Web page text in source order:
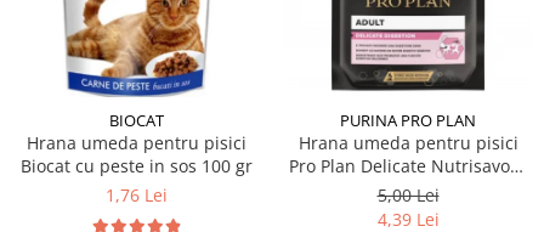
Hrana uscata
Hrana uscata caini
Caine Junior
Caine Adult
Caine Senior
Oferta 2 saci
Hrana umeda
Hrana uscata
Hrana umeda pisici
Pisica Adult
Pisica Junior
Pisica Senior
Pisica Sterilizata
BIOCAT
Hrana umeda pentru pisici
Biocat cu peste in sos 100 gr
1,76 Lei
PURINA PRO PLAN
Hrana umeda pentru pisici
Pro Plan Delicate Nutrisavour
cu curcan in sos 85 gr
5,00 Lei
4,39 Lei